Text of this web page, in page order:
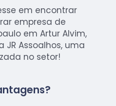
em encontrar
empresa de
em Artur Alvim,
Assoalhos, uma
no setor!